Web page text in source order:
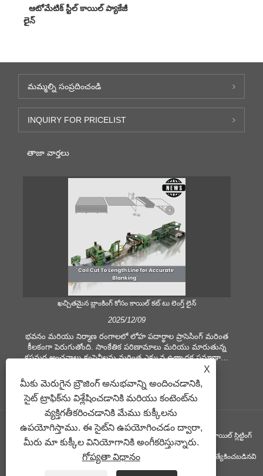
ఆటోమేటిక్ స్టీల్ కాయిల్ ప్యాకేజీ
లైన్
మమ్మల్ని సంప్రదించండి
INQUIRY FOR PRICELIST
తాజా వార్తలు
ఖచ్చితమైన బ్లాంకింగ్ కోసం కాయిల్ కట్ టు లెంగ్త్ లైన్
2025/12/09
భవనం మరియు నిర్మాణ రంగాలలో లోహ పదార్థాల ప్రాసెసింగ్ మరింత
కీలకంగా పెరుగుతోంది. సాంకేతిక పరిణామాలు మరియు మారుతున్న
కస్టమర్ల అంచనాలు కంపెనీలను మరింత ఎక్కువ ఉత్పాదక ప్రమాణాలు
మరియు నాణ్యత డిమాండ్‌లను అందుకోవడానికి బలవంతం చేస్తాయి.
సాంప్రదాయిక చేతి ప్రాసెసింగ్ పద్ధతులు సమకాలీన పరిశ్రమ
అవసరాలను తీర్చడానికి సరిపోవు, ప్రత్యేకించి గొప్ప ఖచ్చితత్వం
మరియు సామర్థ్యం కోసం. అందువల్ల, కాయిల్ కట్ టు లెంగ్త్ లైన్
కాయిల్ ప్రాసెసింగ్ పరికరంగా ఉద్భవించింది.
కాపీరైట్ ©GUANGZHOU KINGREAL MACHINERY CO., LTD.， - కాయిల్ స్లిట్టింగ్
మెషిన్, కాయిల్ కట్ టు లెంగ్త్ మెషిన్, మెటల్ కట్ లెంగ్త్ లైన్ - అన్ని హక్కులూ ప్రత్యేకించబడినవి
X
మీకు మెరుగైన బ్రౌజింగ్ అనుభవాన్ని అందించడానికి,
సైట్ ట్రాఫిక్‌ను విశ్లేషించడానికి మరియు కంటెంట్‌ను
వ్యక్తిగతీకరించడానికి మేము కుక్కీలను
ఉపయోగిస్తాము. ఈ సైట్‌ని ఉపయోగించడం ద్వారా,
మీరు మా కుక్కీల వినియోగానికి అంగీకరిస్తున్నారు.
గోప్యతా విధానం